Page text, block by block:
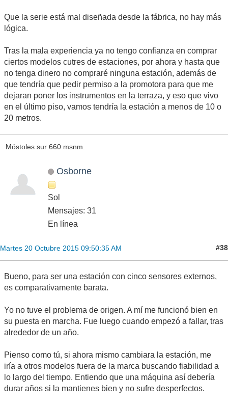
Que la serie está mal diseñada desde la fábrica, no hay más
lógica.
Tras la mala experiencia ya no tengo confianza en comprar
ciertos modelos cutres de estaciones, por ahora y hasta que
no tenga dinero no compraré ninguna estación, además de
que tendría que pedir permiso a la promotora para que me
dejaran poner los instrumentos en la terraza, y eso que vivo
en el último piso, vamos tendría la estación a menos de 10 o
20 metros.
Móstoles sur 660 msnm.
Osborne
Sol
Mensajes: 31
En línea
Martes 20 Octubre 2015 09:50:35 AM #38
Bueno, para ser una estación con cinco sensores externos,
es comparativamente barata.
Yo no tuve el problema de origen. A mí me funcionó bien en
su puesta en marcha. Fue luego cuando empezó a fallar, tras
alrededor de un año.
Pienso como tú, si ahora mismo cambiara la estación, me
iría a otros modelos fuera de la marca buscando fiabilidad a
lo largo del tiempo. Entiendo que una máquina así debería
durar años si la mantienes bien y no sufre desperfectos.